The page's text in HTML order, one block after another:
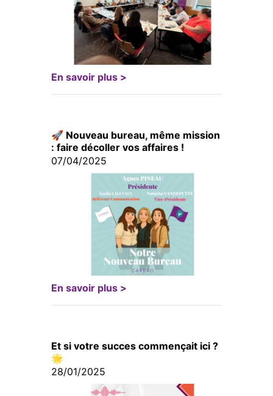
En savoir plus >
🚀 Nouveau bureau, même mission
: faire décoller vos affaires !
07/04/2025
En savoir plus >
Et si votre succes commençait ici ?
🌟
28/01/2025